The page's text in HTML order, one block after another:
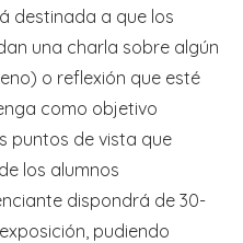
destinada a que los
una charla sobre algún
o reflexión que esté
como objetivo
puntos de vista que
los alumnos
dispondrá de 30-
pudiendo